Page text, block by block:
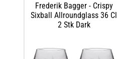
Frederik Bagger - Crispy
Sixball Allroundglass 36 Cl
2 Stk Dark